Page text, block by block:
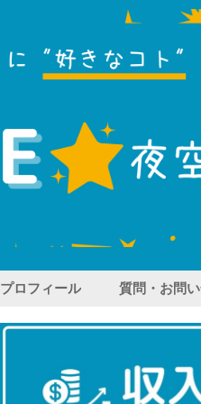
プロフィール 質問・お問